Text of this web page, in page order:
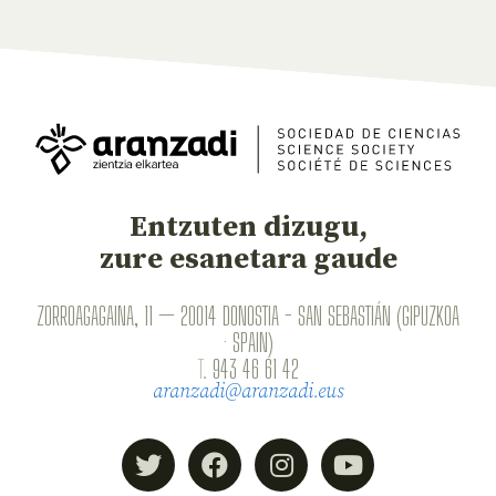
Entzuten dizugu,
zure esanetara gaude
ZORROAGAGAINA, 11 — 20014 DONOSTIA - SAN SEBASTIÁN (GIPUZKOA
· SPAIN)
T. 943 46 61 42
aranzadi@aranzadi.eus